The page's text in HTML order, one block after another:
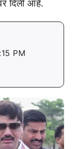
दिली आहे.
PM